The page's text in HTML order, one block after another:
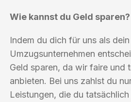
Wie kannst du Geld sparen?
Indem du dich für uns als dein
Umzugsunternehmen
Geld sparen, da wir faire und
anbieten. Bei uns zahlst du
Leistungen, die du